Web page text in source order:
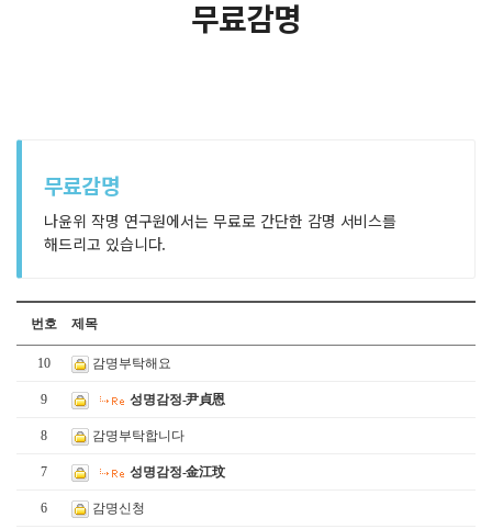
무료감명
무료감명
나윤위 작명 연구원에서는 무료로 간단한 감명 서비스를
해드리고 있습니다.
번호 제목
10 감명부탁해요
9 성명감정-尹貞恩
8 감명부탁합니다
7 성명감정-金江玟
6 감명신청